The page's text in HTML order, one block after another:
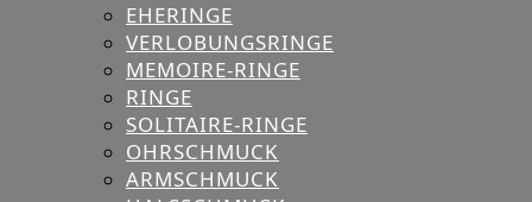
EHERINGE
VERLOBUNGSRINGE
MEMOIRE-RINGE
RINGE
SOLITAIRE-RINGE
OHRSCHMUCK
ARMSCHMUCK